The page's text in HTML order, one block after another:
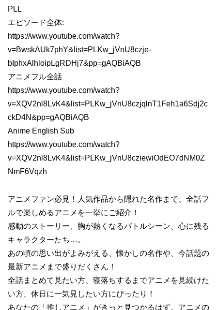
PLL
エピソード全体:
https://www.youtube.com/watch?
v=BwskAUk7phY&list=PLKw_jVnU8czje-
bIphxAlhloipLgRDHj7&pp=gAQBiAQB
アニメフル全話
https://www.youtube.com/watch?
v=XQV2nl8LvK4&list=PLKw_jVnU8czjqlnT1Feh1a6Sdj2c
ckD4N&pp=gAQBiAQB
Anime English Sub
https://www.youtube.com/watch?
v=XQV2nl8LvK4&list=PLKw_jVnU8cziewiOdEO7dNM0Z
NmF6Vqzh
アニメファン必見！人気作品から隠れた名作まで、全話フ
ルで楽しめるアニメを一挙にご紹介！
感動のストーリー、胸が熱くなるバトルシーン、心に残る
キャラクターたち…。
あの頃の思い出がよみがえる、懐かしの名作や、今話題の
最新アニメまで盛りだくさん！
全話まとめて見たい方、寝落ちするまでアニメを見続けた
い方、休日に一気見したい方にぴったり！
あなたの「推しアニメ」がきっと見つかるはず。アニメの